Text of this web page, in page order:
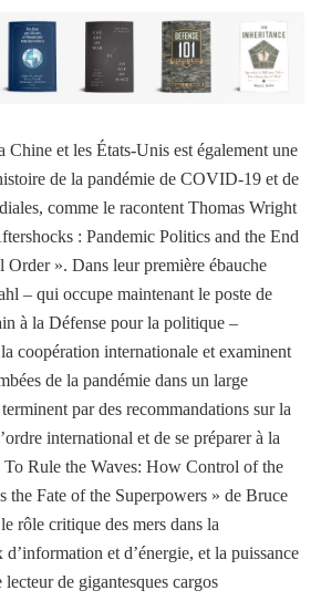
Chine et les États-Unis est également une
de la pandémie de COVID-19 et de
comme le racontent Thomas Wright
: Pandemic Politics and the End
». Dans leur première ébauche
– qui occupe maintenant le poste de
à la Défense pour la politique –
coopération internationale et examinent
de la pandémie dans un large
par des recommandations sur la
international et de se préparer à la
To Rule the Waves: How Control of the
the Fate of the Superpowers » de Bruce
rôle critique des mers dans la
et d’énergie, et la puissance
de gigantesques cargos